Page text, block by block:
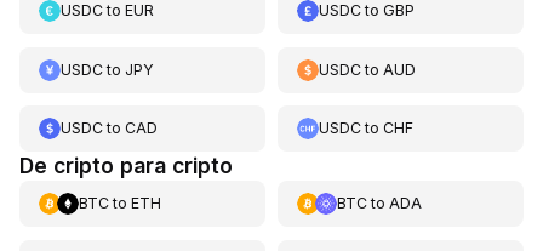
USDCto EUR USDCtoGBP
USDCto JPY USDCto AUD
USDCto CAD USDCtoCHF
De cripto para cripto
BTCto ETH BTCto ADA